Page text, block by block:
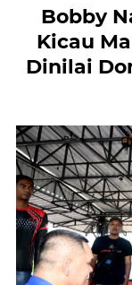
Bobby
Kicau
Dinilai